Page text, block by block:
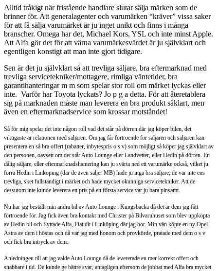
Alltid tråkigt när fristående handlare slutar sälja märken som de
brinner för. Att generalagenter och varumärken “kräver” vissa saker
för att få sälja varumärket är ju inget unikt och finns i många
branscher. Omega har det, Michael Kors, YSL och inte minst Apple.
Att Alfa gör det för att värna varumärkesvärdet är ju självklart och
egentligen konstigt att man inte gjort tidigare.
Sen är det ju självklart så att trevliga säljare, bra eftermarknad med
trevliga servicetekniker/mottagere, rimliga väntetider, bra
garantihanteringar m m som spelar stor roll om märket lyckas eller
inte. Varför har Toyota lyckats? Jo p g a detta. För att återetablera
sig på marknaden måste man leverera en bra produkt såklart, men
även en eftermarknadservice som krossar motståndet!
Så för mig spelar det inte någon roll vad det står på dörren där jag köper bilen, det
viktigaste är relationen med säljaren. Om jag får förtroende för säljaren och säljaren kan
presentera en så bra offert (rabatter, inbytespris o s v) som möjligt så köper jag självklart av
den personen, oavsett om det står Auto Lounge eller Landvetter, eller Hedin på dörren. En
dålig säljare, eller eftermarknadshantering kan ju svärta ned ett varumärke också, vilket ju
förra Hedin i Linköping (där de även säljer MB) hade ju inga bra säljare, de var inte ens
trevliga, sket fullständigt i märket och hade mycket okunniga servicetekniker. Att de
dessutom inte kunde leverera ett pris på en första service var ju bara pinsamt.
Nu har jag beställt min andra bil av Auto Lounge i Kungsbacka då det är dem jag fått
förtroende för. Jag fick även bra kontakt med Christer på Bilvaruhuset som blev uppköpta
av Hedin bil och flyttade Alfa, Fiat dit i Linköping där jag bor. Min vän köpte en ny Opel
Astra av dem i höstas och då var jag med honom och provkörde, pratade med dem o s v
och fick bra intryck av dem.
Anledningen till att jag valde Auto Lounge då de levererade en mer korrekt offert och
snabbare i tid. De kunde ge bättre svar, antagligen eftersom de jobbat med Alfa bra mycket